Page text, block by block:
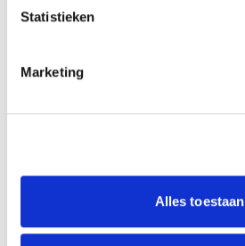
Statistieken
Marketing
Alles toestaan
zijn en verkopen deze weer
Dit is een mooie manier van
Onze zoon is heel blij met zijn
bedrukte met helium gevulde
Voor de driedaagse van